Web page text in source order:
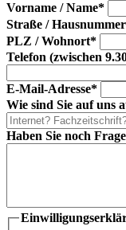
Vorname / Name*
Straße / Hausnummer
PLZ / Wohnort*
Telefon (zwischen
E-Mail-Adresse*
Wie sind Sie auf uns
Haben Sie noch